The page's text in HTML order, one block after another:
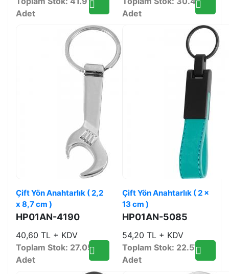
Adet
Adet
Çift Yön Anahtarlık ( 2,2
x 8,7 cm )
HP01AN-4190
40,60 TL + KDV
Toplam Stok: 27.054
Adet
Çift Yön Anahtarlık ( 2 x
13 cm )
HP01AN-5085
54,20 TL + KDV
Toplam Stok: 22.579
Adet